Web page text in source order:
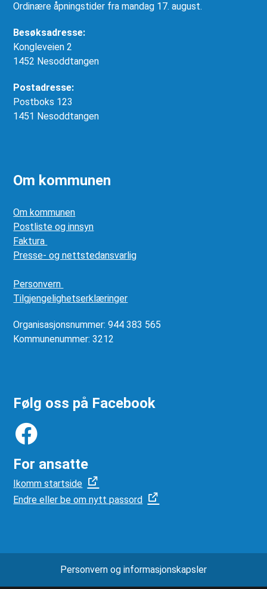
Ordinære åpningstider fra mandag 17. august.
Besøksadresse:
Kongleveien 2
1452 Nesoddtangen
Postadresse:
Postboks 123
1451 Nesoddtangen
Om kommunen
Om kommunen
Postliste og innsyn
Faktura
Presse- og nettstedansvarlig
Personvern
Tilgjengelighetserklæringer
Organisasjonsnummer: 944 383 565
Kommunenummer: 3212
Følg oss på Facebook
For ansatte
Ikomm startside
Endre eller be om nytt passord
Personvern og informasjonskapsler